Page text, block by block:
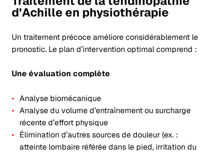
d’Achille en physiothérapie
Un traitement précoce améliore considérablement le
pronostic. Le plan d’intervention optimal comprend :
Une évaluation complète
Analyse biomécanique
Analyse du volume d’entraînement ou surcharge
récente d’effort physique
Élimination d’autres sources de douleur (ex. :
atteinte lombaire référée dans le pied, irritation du